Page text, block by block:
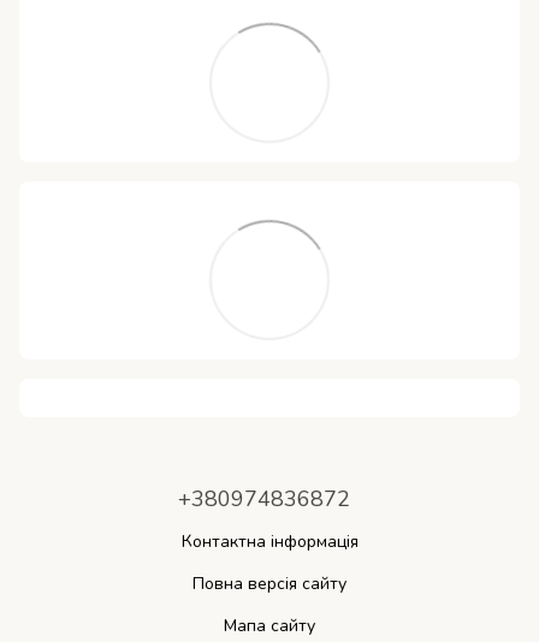
+380974836872
Контактна інформація
Повна версія сайту
Мапа сайту